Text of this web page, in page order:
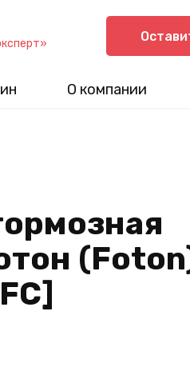
О компании